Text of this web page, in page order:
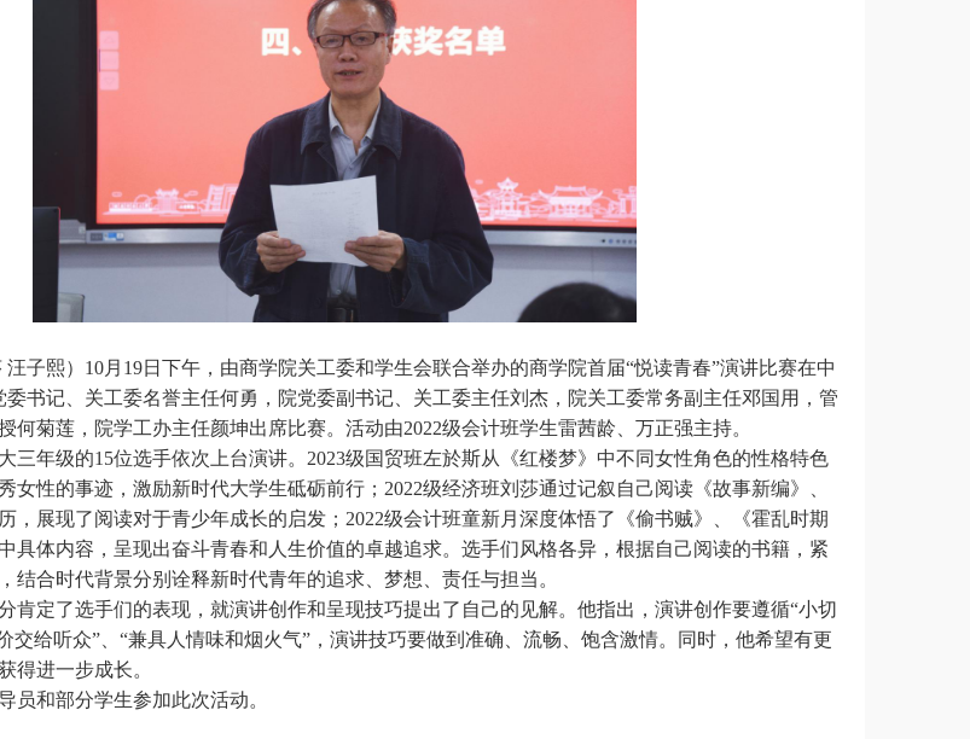
汪子熙）10月19日下午，由商学院关工委和学生会联合举办的商学院首届“悦读青春”演讲比赛在中
委书记、关工委名誉主任何勇，院党委副书记、关工委主任刘杰，院关工委常务副主任邓国用，管
何菊莲，院学工办主任颜坤出席比赛。活动由2022级会计班学生雷茜龄、万正强主持。
三年级的15位选手依次上台演讲。2023级国贸班左於斯从 《红楼梦》中不同女性角色的性格特色
女性的事迹，激励新时代大学生砥砺前行； 2022级经济班刘莎通过记叙自己阅读《故事新编》、
，展现了阅读对于青少年成长的启发；2022级会计班童新月深度体悟了《偷书贼》、《霍乱时期
具体内容，呈现出奋斗青春和人生价值的卓越追求。选手们风格各异，根据自己阅读的书籍，紧
结合时代背景分别诠释新时代青年的追求、梦想、责任与担当。
肯定了选手们的表现，就演讲创作和呈现技巧提出了自己的见解。他指出，演讲创作要遵循“小切
交给听众”、“兼具人情味和烟火气”，演讲技巧要做到准确、流畅、饱含激情。同时，他希望有更
得进一步成长。
员和部分学生参加此次活动。